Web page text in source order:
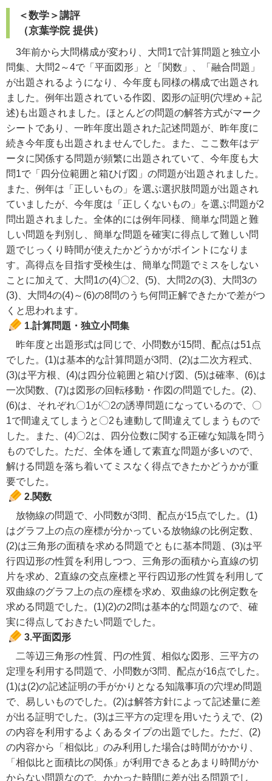
＜数学＞講評
（京葉学院 提供）
3年前から大問構成が変わり、大問1で計算問題と独立小
問集、大問2～4で「平面図形」と「関数」、「融合問題」
が出題されるようになり、今年度も同様の構成で出題され
ました。例年出題されている作図、図形の証明(穴埋め＋記
述)も出題されました。ほとんどの問題の解答方式がマーク
シートであり、一昨年度出題された記述問題が、昨年度に
続き今年度も出題されませんでした。また、ここ数年はデ
ータに関係する問題が頻繁に出題されていて、今年度も大
問1で「四分位範囲と箱ひげ図」の問題が出題されました。
また、例年は「正しいもの」を選ぶ選択肢問題が出題され
ていましたが、今年度は「正しくないもの」を選ぶ問題が2
問出題されました。全体的には例年同様、簡単な問題と難
しい問題を判別し、簡単な問題を確実に得点して難しい問
題でじっくり時間が使えたかどうかがポイントになりま
す。高得点を目指す受検生は、簡単な問題でミスをしない
ことに加えて、大問1の(4)〇2、(5)、大問2の(3)、大問3の
(3)、大問4の(4)～(6)の8問のうち何問正解できたかで差がつ
くと思われます。
1.計算問題・独立小問集
昨年度と出題形式は同じで、小問数が15問、配点は51点
でした。(1)は基本的な計算問題が3問、(2)は二次方程式、
(3)は平方根、(4)は四分位範囲と箱ひげ図、(5)は確率、(6)は
一次関数、(7)は図形の回転移動・作図の問題でした。(2)、
(6)は、それぞれ〇1が〇2の誘導問題になっているので、〇
1で間違えてしまうと〇2も連動して間違えてしまうもので
した。また、(4)〇2は、四分位数に関する正確な知識を問う
ものでした。ただ、全体を通して素直な問題が多いので、
解ける問題を落ち着いてミスなく得点できたかどうかが重
要でした。
2.関数
放物線の問題で、小問数が3問、配点が15点でした。(1)
はグラフ上の点の座標が分かっている放物線の比例定数、
(2)は三角形の面積を求める問題でともに基本問題、(3)は平
行四辺形の性質を利用しつつ、三角形の面積から直線の切
片を求め、2直線の交点座標と平行四辺形の性質を利用して
双曲線のグラフ上の点の座標を求め、双曲線の比例定数を
求める問題でした。(1)(2)の2問は基本的な問題なので、確
実に得点しておきたい問題でした。
3.平面図形
二等辺三角形の性質、円の性質、相似な図形、三平方の
定理を利用する問題で、小問数が3問、配点が16点でした。
(1)は(2)の記述証明の手がかりとなる知識事項の穴埋め問題
で、易しいものでした。(2)は解答方針によって記述量に差
が出る証明でした。(3)は三平方の定理を用いたうえで、(2)
の内容を利用するよくあるタイプの出題でした。ただ、(2)
の内容から「相似比」のみ利用した場合は時間がかかり、
「相似比と面積比の関係」が利用できるとあまり時間がか
からない問題なので、かかった時間に差が出る問題でし